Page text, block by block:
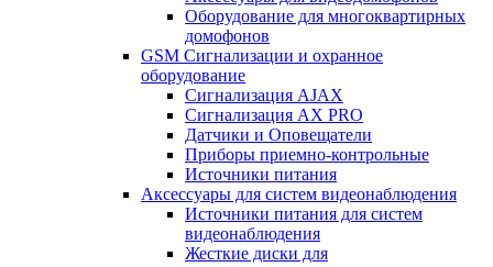
Оборудование для многоквартирных
домофонов
GSM Сигнализации и охранное
оборудование
Сигнализация AJAX
Сигнализация AX PRO
Датчики и Оповещатели
Приборы приемно-контрольные
Источники питания
Аксессуары для систем видеонаблюдения
Источники питания для систем
видеонаблюдения
Жесткие диски для